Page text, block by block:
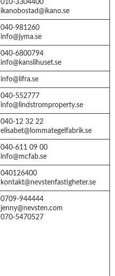
010-3304400
ikanobostad@ikano.se
040-981260
info@jyma.se
040-6800794
info@kanslihuset.se
info@lifra.se
040-552777
info@lindstromproperty.se
040-12 32 22
elisabet@lommategelfabrik.se
040-611 09 00
info@mcfab.se
040126400
kontakt@nevstenfastigheter.se
0709-944444
jenny@nevsten.com
070-5470527